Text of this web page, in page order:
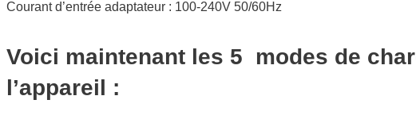
Courant d’entrée adaptateur : 100-240V 50/60Hz
Voici maintenant les 5 modes de
l’appareil :